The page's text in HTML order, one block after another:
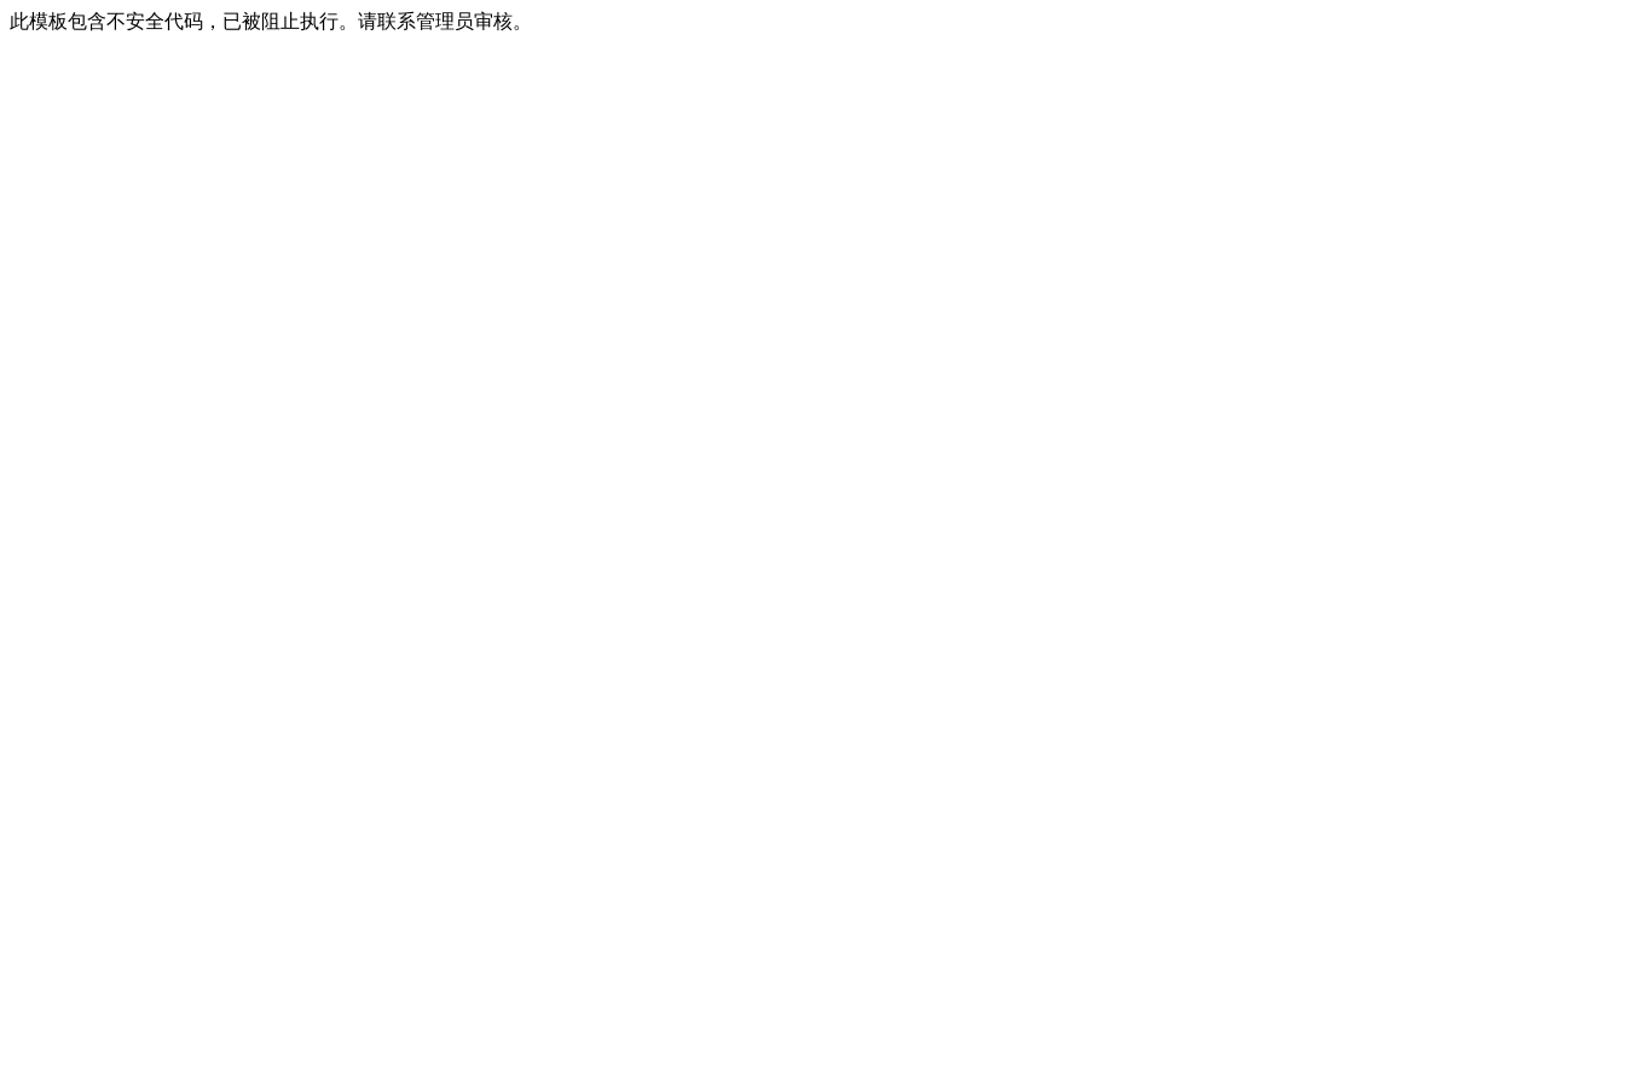
此模板包含不安全代码，已被阻止执行。请联系管理员审核。